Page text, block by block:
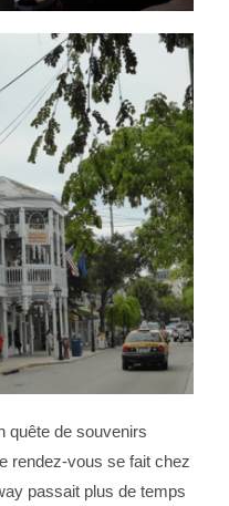
quête de souvenirs
rendez-vous se fait chez
passait plus de temps